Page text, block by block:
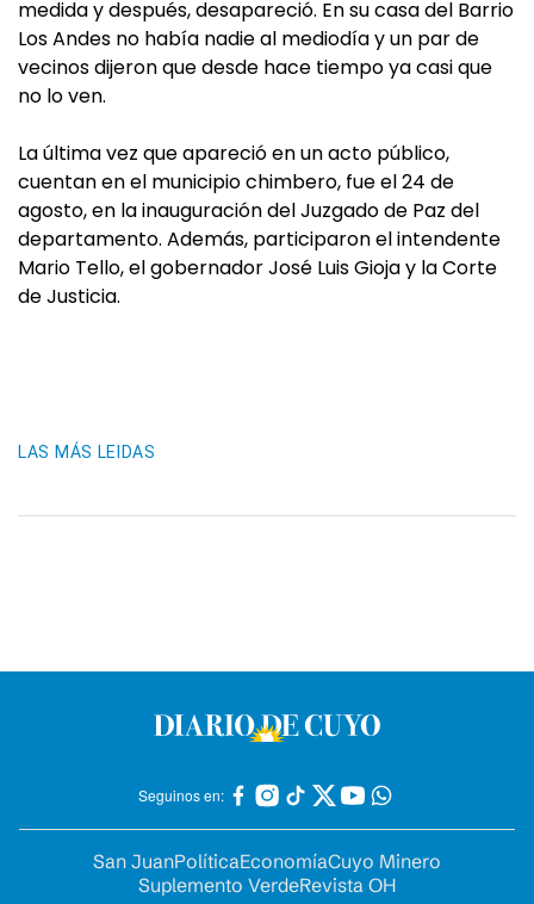
medida y después, desapareció. En su casa del Barrio
Los Andes no había nadie al mediodía y un par de
vecinos dijeron que desde hace tiempo ya casi que
no lo ven.
La última vez que apareció en un acto público,
cuentan en el municipio chimbero, fue el 24 de
agosto, en la inauguración del Juzgado de Paz del
departamento. Además, participaron el intendente
Mario Tello, el gobernador José Luis Gioja y la Corte
de Justicia.
LAS MÁS LEIDAS
Seguinos en:
San JuanPolíticaEconomíaCuyo Minero
Suplemento VerdeRevista OH